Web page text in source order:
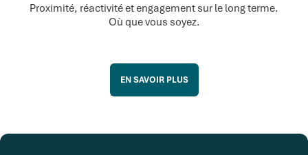
Proximité, réactivité et engagement sur le long terme.
Où que vous soyez.
EN SAVOIR PLUS